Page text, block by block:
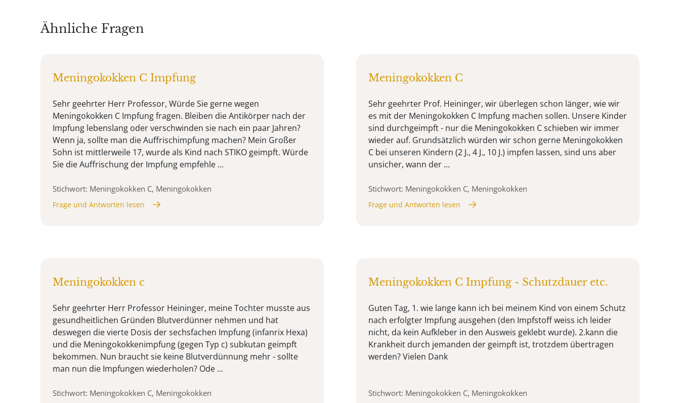
Ähnliche Fragen
Meningokokken C Impfung
Sehr geehrter Herr Professor, Würde Sie gerne wegen
Meningokokken C Impfung fragen. Bleiben die Antikörper nach der
Impfung lebenslang oder verschwinden sie nach ein paar Jahren?
Wenn ja, sollte man die Auffrischimpfung machen? Mein Großer
Sohn ist mittlerweile 17, wurde als Kind nach STIKO geimpft. Würde
Sie die Auffrischung der Impfung empfehle ...
Stichwort: Meningokokken C, Meningokokken
Frage und Antworten lesen
Meningokokken C
Sehr geehrter Prof. Heininger, wir überlegen schon länger, wie wir
es mit der Meningokokken C Impfung machen sollen. Unsere Kinder
sind durchgeimpft - nur die Meningokokken C schieben wir immer
wieder auf. Grundsätzlich würden wir schon gerne Meningokokken
C bei unseren Kindern (2 J., 4 J., 10 J.) impfen lassen, sind uns aber
unsicher, wann der ...
Stichwort: Meningokokken C, Meningokokken
Frage und Antworten lesen
Meningokokken c
Sehr geehrter Herr Professor Heininger, meine Tochter musste aus
gesundheitlichen Gründen Blutverdünner nehmen und hat
deswegen die vierte Dosis der sechsfachen Impfung (infanrix Hexa)
und die Meningokokkenimpfung (gegen Typ c) subkutan geimpft
bekommen. Nun braucht sie keine Blutverdünnung mehr - sollte
man nun die Impfungen wiederholen? Ode ...
Stichwort: Meningokokken C, Meningokokken
Meningokokken C Impfung - Schutzdauer etc.
Guten Tag, 1. wie lange kann ich bei meinem Kind von einem Schutz
nach erfolgter Impfung ausgehen (den Impfstoff weiss ich leider
nicht, da kein Aufkleber in den Ausweis geklebt wurde). 2.kann die
Krankheit durch jemanden der geimpft ist, trotzdem übertragen
werden? Vielen Dank
Stichwort: Meningokokken C, Meningokokken